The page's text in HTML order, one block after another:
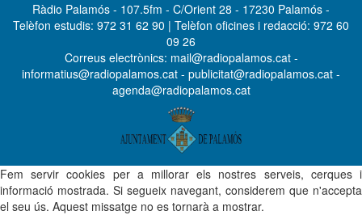
Ràdio Palamós - 107.5fm - C/Orient 28 - 17230 Palamós -
Telèfon estudis: 972 31 62 90 | Telèfon oficines i redacció: 972 60
09 26
Correus electrònics: mail@radiopalamos.cat -
informatius@radiopalamos.cat - publicitat@radiopalamos.cat -
agenda@radiopalamos.cat
Fem servir cookies per a millorar els nostres serveis, cerques i
informació mostrada. Si segueix navegant, considerem que n'accepta
el seu ús. Aquest missatge no es tornarà a mostrar.